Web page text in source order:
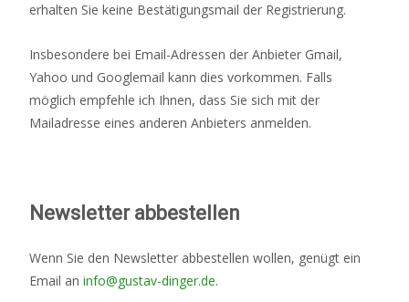
erhalten Sie keine Bestätigungsmail der Registrierung.
Insbesondere bei Email-Adressen der Anbieter Gmail,
Yahoo und Googlemail kann dies vorkommen. Falls
möglich empfehle ich Ihnen, dass Sie sich mit der
Mailadresse eines anderen Anbieters anmelden.
Newsletter abbestellen
Wenn Sie den Newsletter abbestellen wollen, genügt ein
Email an info@gustav-dinger.de.